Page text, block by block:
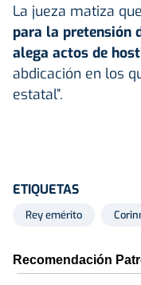
La jueza matiza
para la pretensión
alega actos de
abdicación en los
estatal”.
ETIQUETAS
Rey emérito